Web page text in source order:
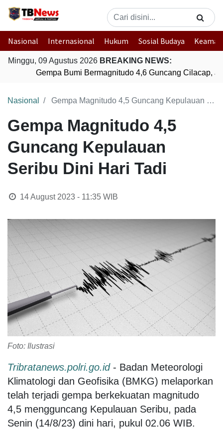
Nasional Internasional Hukum Sosial Budaya
Minggu, 09 Agustus 2026 BREAKING NEWS:
Gempa Bumi Bermagnitudo 4,6 Guncang Cilacap,
Nasional Gempa Magnitudo 4,5 Guncang Kepulauan Seribu Dini Hari Tadi
Gempa Magnitudo 4,5
Guncang Kepulauan
Seribu Dini Hari Tadi
14 August 2023 - 11:35WIB
Foto: Ilustrasi
Tribratanews.polri.go.id- Badan Meteorologi
Klimatologi dan Geofisika (BMKG) melaporkan
telah terjadi gempa berkekuatan magnitudo
4,5 mengguncang Kepulauan Seribu, pada
Senin (14/8/23) dini hari, pukul 02.06 WIB.